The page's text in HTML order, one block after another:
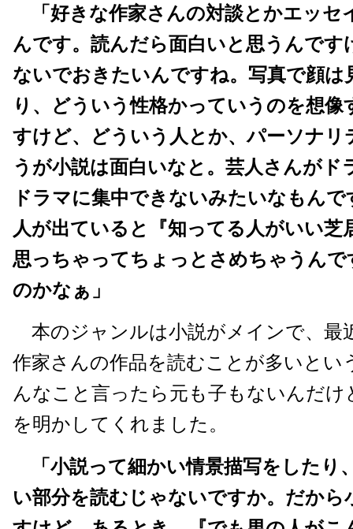
「好きな作家さんの対談とかエッセ
んです。読んだら面白いと思うんです
ないでおきたいんですね。写真で顔は
り、どういう性格かっていうのを想像
すけど、どういう人とか、パーソナリ
うが小説は面白いなと。芸人さんがド
ドラマに集中できないみたいなもん
人が出ていると『知ってる人がいい芝
思っちゃってちょっとさめちゃうん
のかなぁ」
本のジャンルは小説がメインで、最
作家さんの作品を読むことが多いとい
んなこと言ったら元も子もないんだけ
を明かしてくれました。
「小説って細かい情景描写をしたり
い部分を読むじゃないですか。だから